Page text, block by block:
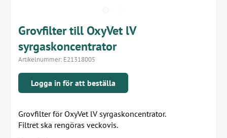
Grovfilter till OxyVet lV
syrgaskoncentrator
Artikelnummer: E21318005
Logga in för att beställa
Grovfilter för OxyVet lV syrgaskoncentrator.
Filtret ska rengöras veckovis.